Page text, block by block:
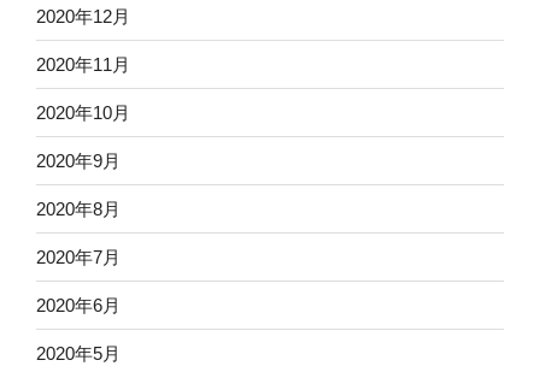
2020年12月
2020年11月
2020年10月
2020年9月
2020年8月
2020年7月
2020年6月
2020年5月